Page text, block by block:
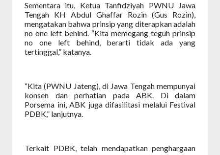
Sementara itu, Ketua Tanfidziyah PWNU Jawa
Tengah KH Abdul Ghaffar Rozin (Gus Rozin),
mengatakan bahwa prinsip yang diterapkan adalah
no one left behind. “Kita memegang teguh prinsip
no one left behind, berarti tidak ada yang
tertinggal,” katanya.
“Kita (PWNU Jateng), di Jawa Tengah mempunyai
konsen dan perhatian pada ABK. Di dalam
Porsema ini, ABK juga difasilitasi melalui Festival
PDBK,” lanjutnya.
Terkait PDBK, telah mendapatkan penghargaan